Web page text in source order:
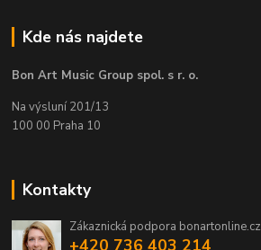
Kde nás najdete
Bon Art Music Group spol. s r. o.
Na výsluní 201/13
100 00 Praha 10
Kontakty
Zákaznická podpora bonartonline.cz
+420 736 403 214